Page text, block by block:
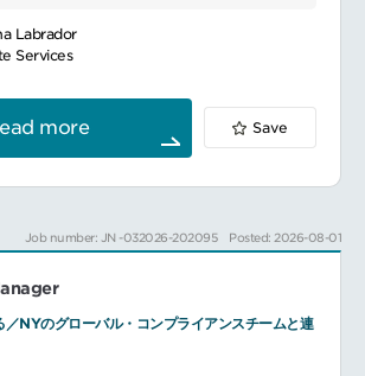
contributes to operational excellence
and improved patient experiences.
to create value and meet evolving needs
across the healthcare industry.
事業部門に対し、企業活動に関する法的助
言・サポートを提供
不動産、人事関連、M&A等）の作成・レビュ
ー・交渉を担当
法令・規制動向をモニタリングし、事業への
影響を評価
関係者との調整を実施
プライアンス関連の助言を提供
営を推進
Labrador
Services
more Save
Job number: JN -032026-202095 Posted: 2026-08-01
／NYのグローバル・コンプライアンスチームと連